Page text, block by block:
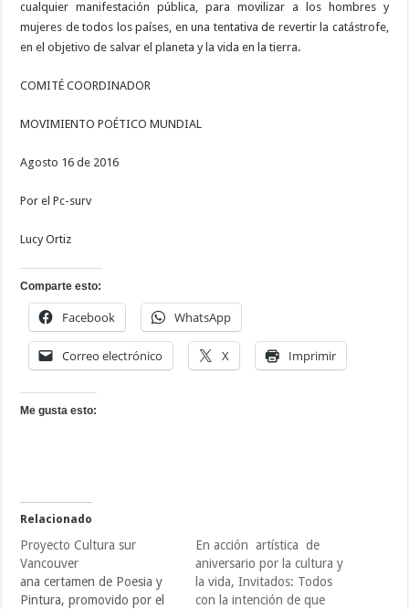
cualquier manifestación pública, para movilizar a los hombres y
mujeres de todos los países, en una tentativa de revertir la catástrofe,
en el objetivo de salvar el planeta y la vida en la tierra.
COMITÉ COORDINADOR
MOVIMIENTO POÉTICO MUNDIAL
Agosto 16 de 2016
Por el Pc-surv
Lucy Ortiz
Comparte esto:
Facebook WhatsApp
Correo electrónico X Imprimir
Me gusta esto:
Relacionado
Proyecto Cultura sur
Vancouver
ana certamen de Poesia y
Pintura, promovido por el
En acción artística de
aniversario por la cultura y
la vida, Invitados: Todos
con la intención de que